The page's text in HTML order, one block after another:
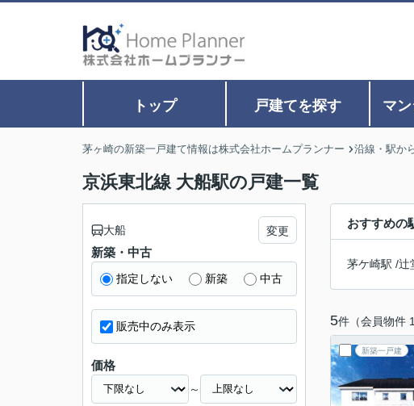
トップ 戸建てを探す マ
茅ヶ崎の新築一戸建て情報は株式会社ホームプランナー 沿線・駅か
京浜東北線 大船駅の戸建一覧
おすすめの
茅ケ崎駅 /辻
5件（会員物件 1
新築一戸建
大船 変更
新築・中古
指定しない 新築 中古
販売中のみ表示
価格
～